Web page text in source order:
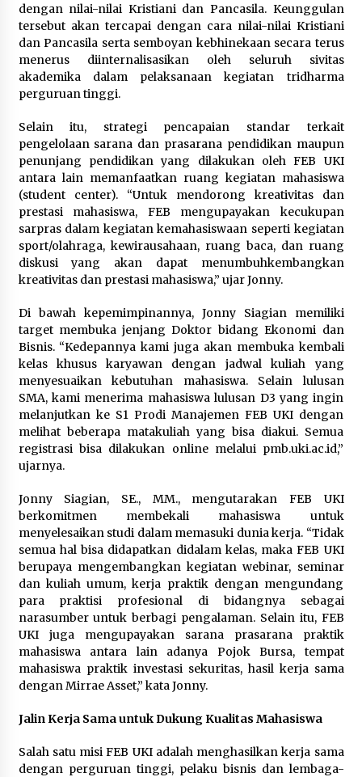
dengan nilai-nilai Kristiani dan Pancasila. Keunggulan
tersebut akan tercapai dengan cara nilai-nilai Kristiani
dan Pancasila serta semboyan kebhinekaan secara terus
menerus diinternalisasikan oleh seluruh sivitas
akademika dalam pelaksanaan kegiatan tridharma
perguruan tinggi.
Selain itu, strategi pencapaian standar terkait
pengelolaan sarana dan prasarana pendidikan maupun
penunjang pendidikan yang dilakukan oleh FEB UKI
antara lain memanfaatkan ruang kegiatan mahasiswa
(student center). “Untuk mendorong kreativitas dan
prestasi mahasiswa, FEB mengupayakan kecukupan
sarpras dalam kegiatan kemahasiswaan seperti kegiatan
sport/olahraga, kewirausahaan, ruang baca, dan ruang
diskusi yang akan dapat menumbuhkembangkan
kreativitas dan prestasi mahasiswa,” ujar Jonny.
Di bawah kepemimpinannya, Jonny Siagian memiliki
target membuka jenjang Doktor bidang Ekonomi dan
Bisnis. “Kedepannya kami juga akan membuka kembali
kelas khusus karyawan dengan jadwal kuliah yang
menyesuaikan kebutuhan mahasiswa. Selain lulusan
SMA, kami menerima mahasiswa lulusan D3 yang ingin
melanjutkan ke S1 Prodi Manajemen FEB UKI dengan
melihat beberapa matakuliah yang bisa diakui. Semua
registrasi bisa dilakukan online melalui pmb.uki.ac.id,”
ujarnya.
Jonny Siagian, SE., MM., mengutarakan FEB UKI
berkomitmen membekali mahasiswa untuk
menyelesaikan studi dalam memasuki dunia kerja. “Tidak
semua hal bisa didapatkan didalam kelas, maka FEB UKI
berupaya mengembangkan kegiatan webinar, seminar
dan kuliah umum, kerja praktik dengan mengundang
para praktisi profesional di bidangnya sebagai
narasumber untuk berbagi pengalaman. Selain itu, FEB
UKI juga mengupayakan sarana prasarana praktik
mahasiswa antara lain adanya Pojok Bursa, tempat
mahasiswa praktik investasi sekuritas, hasil kerja sama
dengan Mirrae Asset,” kata Jonny.
Jalin Kerja Sama untuk Dukung Kualitas Mahasiswa
Salah satu misi FEB UKI adalah menghasilkan kerja sama
dengan perguruan tinggi, pelaku bisnis dan lembaga-